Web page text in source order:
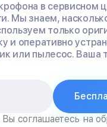
в сервисном
Мы знаем,
только
и оперативно
или пылесос. Ваша
соглашаетесь на